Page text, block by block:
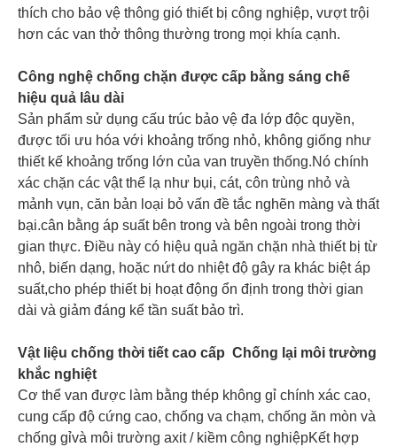
thích cho bảo vệ thông gió thiết bị công nghiệp, vượt trội
hơn các van thở thông thường trong mọi khía cạnh.
Công nghệ chống chặn được cấp bằng sáng chế
hiệu quả lâu dài
Sản phẩm sử dụng cấu trúc bảo vệ đa lớp độc quyền,
được tối ưu hóa với khoảng trống nhỏ, không giống như
thiết kế khoảng trống lớn của van truyền thống.Nó chính
xác chặn các vật thể lạ như bụi, cát, côn trùng nhỏ và
mảnh vụn, căn bản loại bỏ vấn đề tắc nghẽn màng và thất
bại.cân bằng áp suất bên trong và bên ngoài trong thời
gian thực. Điều này có hiệu quả ngăn chặn nhà thiết bị từ
nhô, biến dạng, hoặc nứt do nhiệt độ gây ra khác biệt áp
suất,cho phép thiết bị hoạt động ổn định trong thời gian
dài và giảm đáng kể tần suất bảo trì.
Vật liệu chống thời tiết cao cấp ️ Chống lại môi trường
khắc nghiệt
Cơ thể van được làm bằng thép không gỉ chính xác cao,
cung cấp độ cứng cao, chống va chạm, chống ăn mòn và
chống gỉvà môi trường axit / kiềm công nghiệpKết hợp